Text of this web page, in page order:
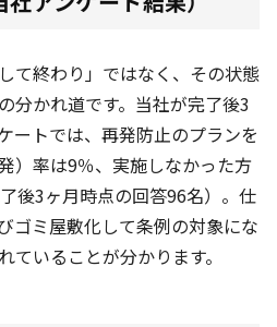
て終わり」ではなく、その状態
分かれ道です。当社が完了後3
ートでは、再発防止のプランを
）率は9％、実施しなかった方
後3ヶ月時点の回答96名）。仕
ゴミ屋敷化して条例の対象にな
ていることが分かります。